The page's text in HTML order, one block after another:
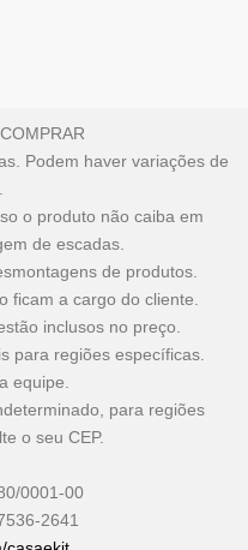
Podem haver variações de
o produto não caiba em
de escadas.
de produtos.
ficam a cargo do cliente.
inclusos no preço.
para regiões específicas.
equipe.
para regiões
o seu CEP.
0001-00
2641